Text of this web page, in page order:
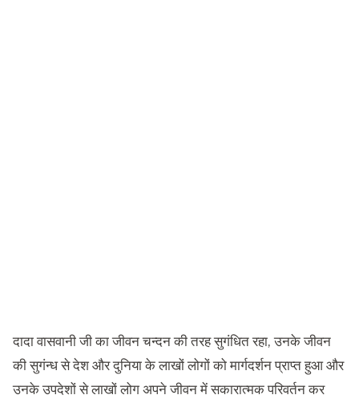
दादा वासवानी जी का जीवन चन्दन की तरह सुगंधित रहा, उनके जीवन
की सुगंन्ध से देश और दुनिया के लाखों लोगों को मार्गदर्शन प्राप्त हुआ और
उनके उपदेशों से लाखों लोग अपने जीवन में सकारात्मक परिवर्तन कर